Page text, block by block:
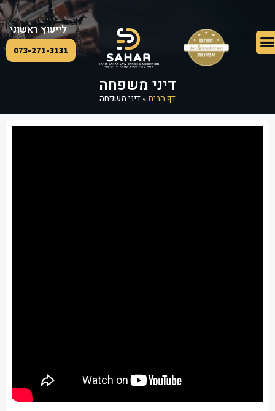
לייעוץ ראשוני
073-271-3131
דיני משפחה
דף הבית»דיני משפחה